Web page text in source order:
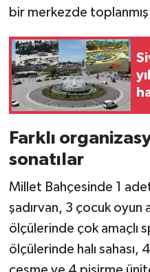
bir merkezde
Farklı
sonatılar
Millet Bahçesinde 1
şadırvan, 3 çocuk oyun
ölçülerinde çok amaçlı
ölçülerinde halı